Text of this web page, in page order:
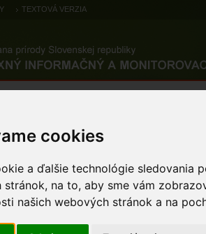
cookies
a ďalšie technológie sledovania
stránok, na to, aby sme vám
našich webových stránok a na
TEXTOVÁ VERZIA
výskytové dáta
záznamy